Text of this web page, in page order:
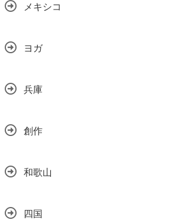
メキシコ
ヨガ
兵庫
創作
和歌山
四国